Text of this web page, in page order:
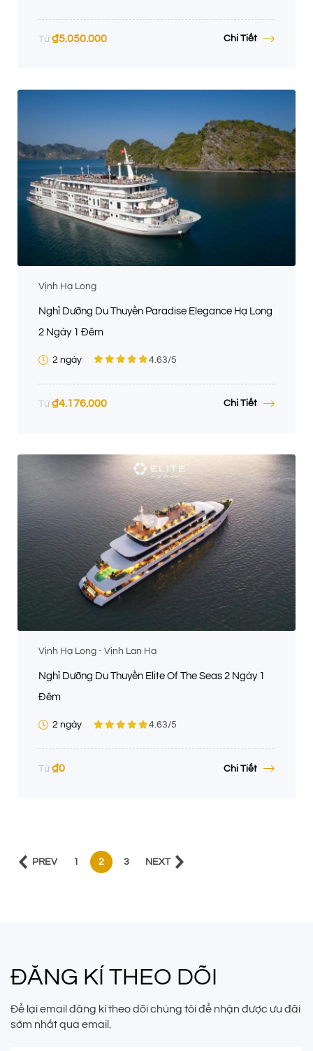
Từ ₫5.050.000 Chi Tiết
Vịnh Hạ Long
Nghỉ Dưỡng Du Thuyền Paradise Elegance Hạ Long
2 Ngày 1 Đêm
2 ngày 4.63/5
Từ ₫4.176.000 Chi Tiết
Vịnh Hạ Long - Vịnh Lan Hạ
Nghỉ Dưỡng Du Thuyền Elite Of The Seas 2 Ngày 1
Đêm
2 ngày 4.63/5
Từ ₫0 Chi Tiết
PREV 1 2 3 NEXT
ĐĂNG KÍ THEO DÕI
Để lại email đăng kí theo dõi chúng tôi để nhận được ưu đãi
sớm nhất qua email.